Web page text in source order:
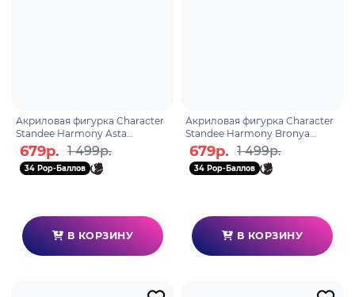
Акриловая фигурка Character
Standee Harmony Asta
6975628249749
679р. 1 499р.
34 Pop-Баллов
В КОРЗИНУ
Акриловая фигурка Character
Standee Harmony Bronya
6976068142553
679р. 1 499р.
34 Pop-Баллов
В КОРЗИНУ